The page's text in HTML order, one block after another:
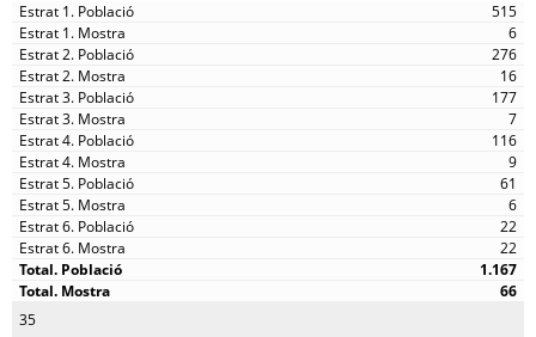
515
6
276
16
177
7
116
9
61
6
22
22
1.167
66
35